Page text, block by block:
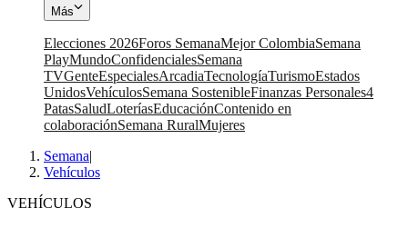
Más
Elecciones 2026Foros SemanaMejor ColombiaSemana
PlayMundoConfidencialesSemana
TVGenteEspecialesArcadiaTecnologíaTurismoEstados
UnidosVehículosSemana SostenibleFinanzas Personales4
PatasSaludLoteríasEducaciónContenido en
colaboraciónSemana RuralMujeres
Semana|
Vehículos
VEHÍCULOS